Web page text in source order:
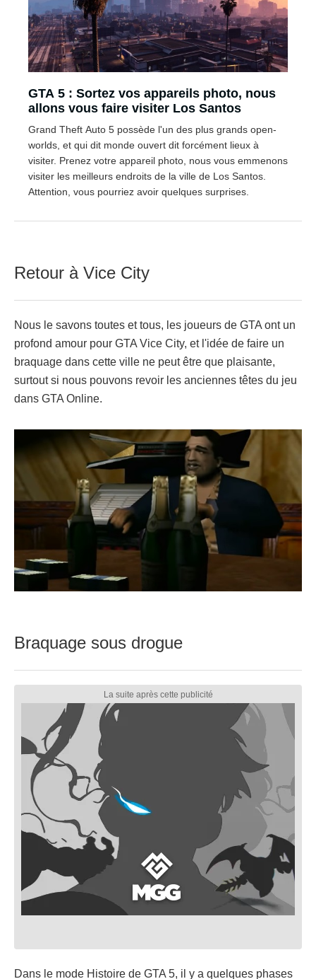
GTA 5 : Sortez vos appareils photo, nous
allons vous faire visiter Los Santos
Grand Theft Auto 5 possède l'un des plus grands open-
worlds, et qui dit monde ouvert dit forcément lieux à
visiter. Prenez votre appareil photo, nous vous emmenons
visiter les meilleurs endroits de la ville de Los Santos.
Attention, vous pourriez avoir quelques surprises.
Retour à Vice City
Nous le savons toutes et tous, les joueurs de GTA ont un
profond amour pour GTA Vice City, et l'idée de faire un
braquage dans cette ville ne peut être que plaisante,
surtout si nous pouvons revoir les anciennes têtes du jeu
dans GTA Online.
Braquage sous drogue
Dans le mode Histoire de GTA 5, il y a quelques phases